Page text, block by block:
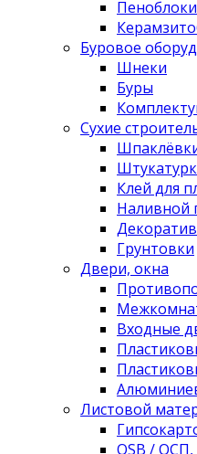
Пеноблоки
Буровое
Шнеки
Буры
Сухие
Клей для
Наливной
Грунтовки
Двери, окна
Входные
Листовой
OSB /